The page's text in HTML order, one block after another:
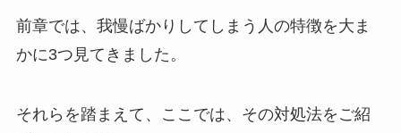
前章では、我慢ばかりしてしまう人の特徴を大ま
かに3つ見てきました。
それらを踏まえて、ここでは、その対処法をご紹